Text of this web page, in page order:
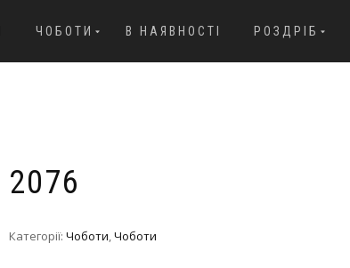
ЧОБОТИ В НАЯВНОСТІ РОЗДРІБ
2076
Категорії: Чоботи,Чоботи